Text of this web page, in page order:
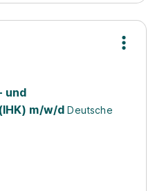
und
m/w/d Deutsche